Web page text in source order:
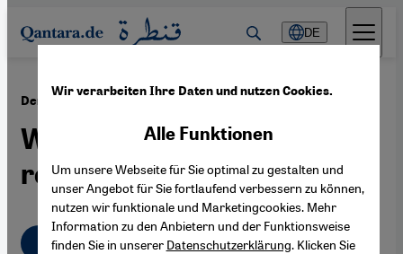
Direkt zum Inhalt springen
DE
Der Pianist Aeham Ahmad 25.12.2017
Wenn Musik ein Leben
rettet
Deutsch English
Wir verarbeiten Ihre Daten und nutzen Cookies.
Alle Funktionen
Um unsere Webseite für Sie optimal zu gestalten und
unser Angebot für Sie fortlaufend verbessern zu können,
nutzen wir funktionale und Marketingcookies. Mehr
Information zu den Anbietern und der Funktionsweise
finden Sie in unserer Datenschutzerklärung. Klicken Sie